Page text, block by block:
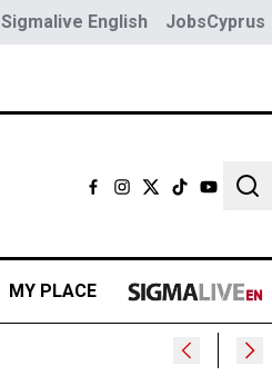
Sigmalive English JobsCyprus
MY PLACE